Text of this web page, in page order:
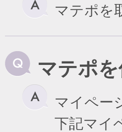
マテポを
マテポ
マイペー
下記マイ